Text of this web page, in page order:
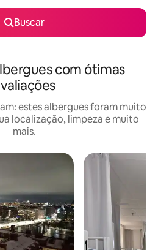
Buscar
com ótimas
estes albergues foram muito
localização, limpeza e muito
mais.